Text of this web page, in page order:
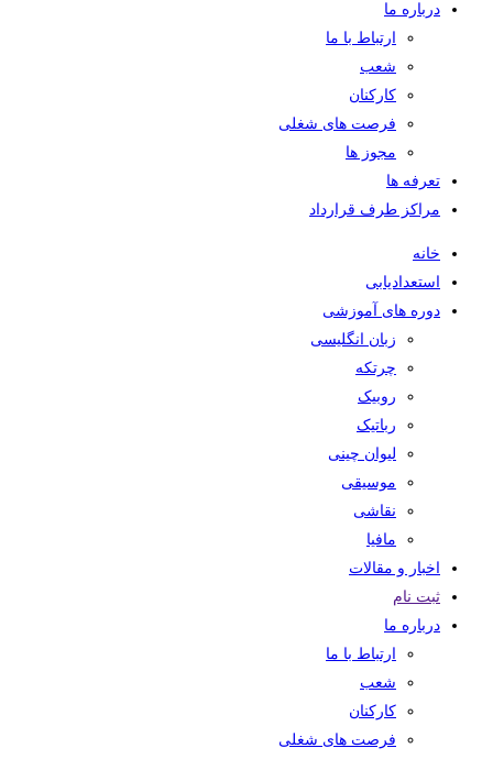
درباره ما
ارتباط با ما
شعب
کارکنان
فرصت های شغلی
مجوز ها
تعرفه ها
مراکز طرف قرارداد
خانه
استعدادیابی
دوره های آموزشی
زبان انگلیسی
چرتکه
روبیک
رباتیک
لیوان چینی
موسیقی
نقاشی
مافیا
اخبار و مقالات
ثبت نام
درباره ما
ارتباط با ما
شعب
کارکنان
فرصت های شغلی